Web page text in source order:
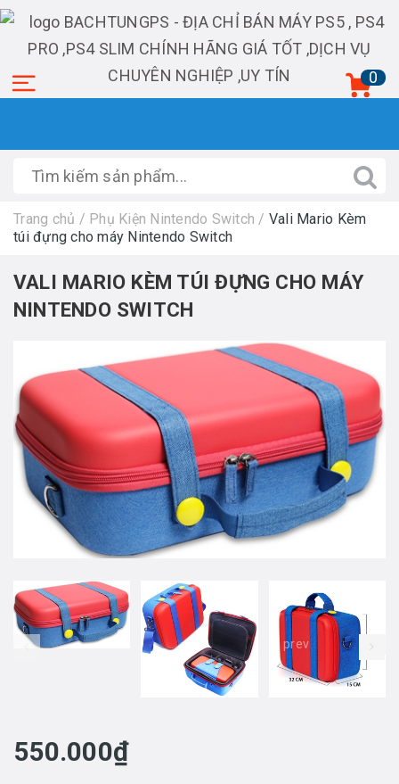
0
Trang chủ / Phụ Kiện Nintendo Switch / Vali Mario Kèm
túi đựng cho máy Nintendo Switch
VALI MARIO KÈM TÚI ĐỰNG CHO MÁY
NINTENDO SWITCH
prev
550.000₫